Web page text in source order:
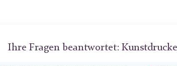
Ihre Fragen beantwortet: